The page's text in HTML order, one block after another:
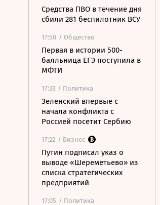
Средства ПВО в течение дня
сбили 281 беспилотник ВСУ
17:50 / Общество
Первая в истории 500-
балльница ЕГЭ поступила в
МФТИ
17:33 / Политика
Зеленский впервые с
начала конфликта с
Россией посетит Сербию
17:22 / Бизнес
Путин подписал указ о
выводе «Шереметьево» из
списка стратегических
предприятий
17:05 / Политика